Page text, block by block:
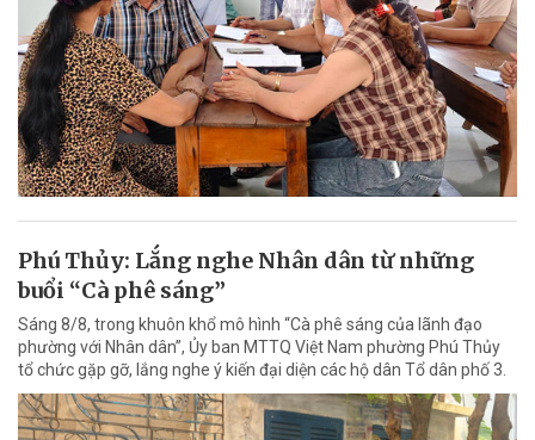
Phú Thủy: Lắng nghe Nhân dân từ những
buổi “Cà phê sáng”
Sáng 8/8, trong khuôn khổ mô hình “Cà phê sáng của lãnh đạo
phường với Nhân dân”, Ủy ban MTTQ Việt Nam phường Phú Thủy
tổ chức gặp gỡ, lắng nghe ý kiến đại diện các hộ dân Tổ dân phố 3.